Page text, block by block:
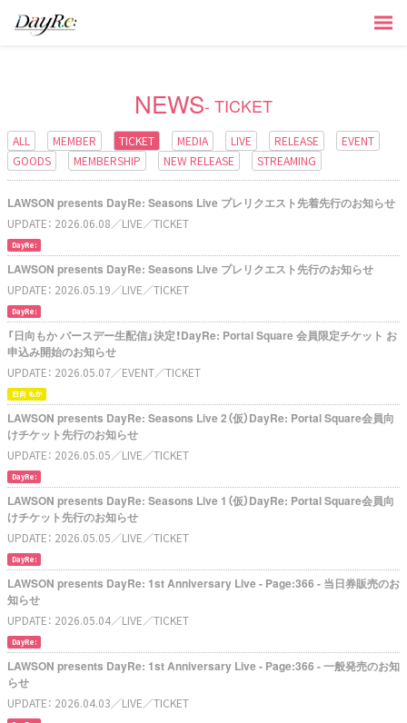
NEWS- TICKET
ALL MEMBER TICKET MEDIA LIVE RELEASE
EVENT
GOODS
MEMBERSHIP NEW RELEASE STREAMING
LAWSON presents DayRe: Seasons Live プレリクエスト先着先行のお知らせ
UPDATE： 2026.06.08／LIVE／TICKET
DayRe:
LAWSON presents DayRe: Seasons Live プレリクエスト先行のお知らせ
UPDATE： 2026.05.19／LIVE／TICKET
DayRe:
「日向もか バースデー生配信」決定！DayRe: Portal Square 会員限定チケット お
申込み開始のお知らせ
UPDATE： 2026.05.07／EVENT／TICKET
日向 もか
LAWSON presents DayRe: Seasons Live 2（仮）DayRe: Portal Square会員向
けチケット先行のお知らせ
UPDATE： 2026.05.05／LIVE／TICKET
DayRe:
LAWSON presents DayRe: Seasons Live 1（仮）DayRe: Portal Square会員向
けチケット先行のお知らせ
UPDATE： 2026.05.05／LIVE／TICKET
DayRe:
LAWSON presents DayRe: 1st Anniversary Live - Page:366 - 当日券販売のお
知らせ
UPDATE： 2026.05.04／LIVE／TICKET
DayRe:
LAWSON presents DayRe: 1st Anniversary Live - Page:366 - 一般発売のお知
らせ
UPDATE： 2026.04.03／LIVE／TICKET